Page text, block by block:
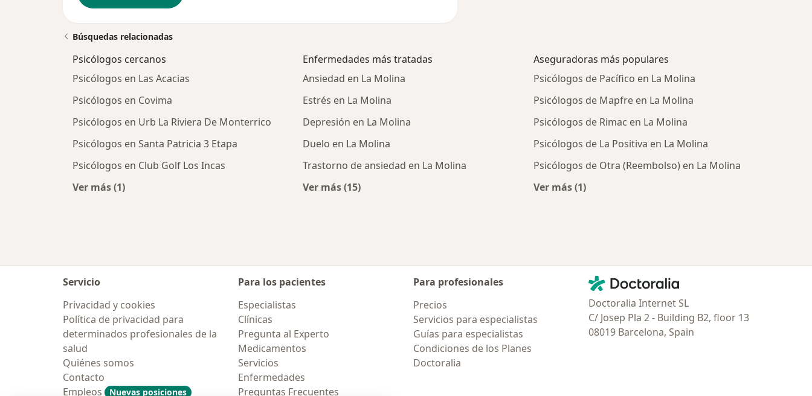
Búsquedas relacionadas
Psicólogos cercanos
Psicólogos en Las Acacias
Psicólogos en Covima
Psicólogos en Urb La Riviera De Monterrico
Psicólogos en Santa Patricia 3 Etapa
Psicólogos en Club Golf Los Incas
Ver más (1)
Enfermedades más tratadas
Ansiedad en La Molina
Estrés en La Molina
Depresión en La Molina
Duelo en La Molina
Trastorno de ansiedad en La Molina
Ver más (15)
Aseguradoras más populares
Psicólogos de Pacífico en La Molina
Psicólogos de Mapfre en La Molina
Psicólogos de Rimac en La Molina
Psicólogos de La Positiva en La Molina
Psicólogos de Otra (Reembolso) en La Molina
Ver más (1)
Servicio
Privacidad y cookies
Política de privacidad para
determinados profesionales de la
salud
Quiénes somos
Contacto
Empleos
Nuevas posiciones
Para los pacientes
Especialistas
Clínicas
Pregunta al Experto
Medicamentos
Servicios
Enfermedades
Preguntas Frecuentes
Para profesionales
Precios
Servicios para especialistas
Guías para especialistas
Condiciones de los Planes
Doctoralia
Contacto
Doctoralia - Página de inicio
Doctoralia Internet SL
C/ Josep Pla 2 - Building B2, floor 13
08019 Barcelona, Spain